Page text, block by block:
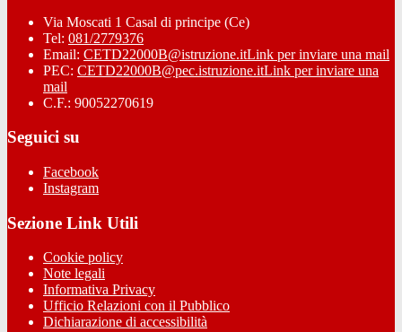
Via Moscati 1 Casal di principe (Ce)
Tel: 081/2779376
Email: CETD22000B@istruzione.itLink per inviare una mail
PEC: CETD22000B@pec.istruzione.itLink per inviare una
mail
C.F.: 90052270619
Seguici su
Facebook
Instagram
Sezione Link Utili
Cookie policy
Note legali
Informativa Privacy
Ufficio Relazioni con il Pubblico
Dichiarazione di accessibilità